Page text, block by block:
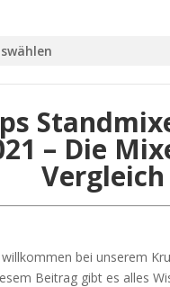
– Die
Vergleich
bei unserem
Beitrag gibt es alles